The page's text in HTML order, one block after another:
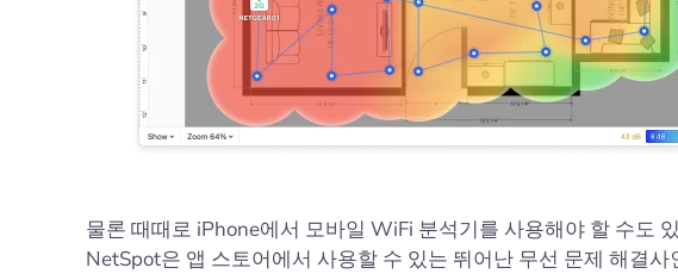
물론 때때로 iPhone에서 모바일 WiFi 분석기를 사용해야 할 수도
NetSpot은 앱 스토어에서 사용할 수 있는 뛰어난 무선 문제 해결사